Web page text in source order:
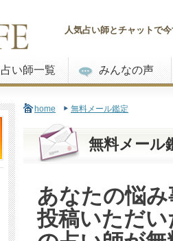
人気占い師とチャットで
占い師一覧 みんなの声
home 無料メール鑑定
無料メール
あなたの悩
投稿いただ